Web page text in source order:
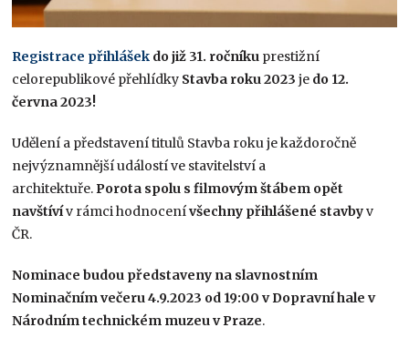
Registrace přihlášek do již 31. ročníku prestižní
celorepublikové přehlídky Stavba roku 2023je do 12.
června 2023!
Udělení a představení titulů Stavba roku je každoročně
nejvýznamnější událostí ve stavitelství a
architektuře. Porota spolu s filmovým štábem opět
navštívív rámci hodnocenívšechny přihlášené stavbyv
ČR.
Nominace budou představeny na slavnostním
Nominačním večeru 4.9.2023 od 19:00v Dopravní hale v
Národním technickém muzeu v Praze.